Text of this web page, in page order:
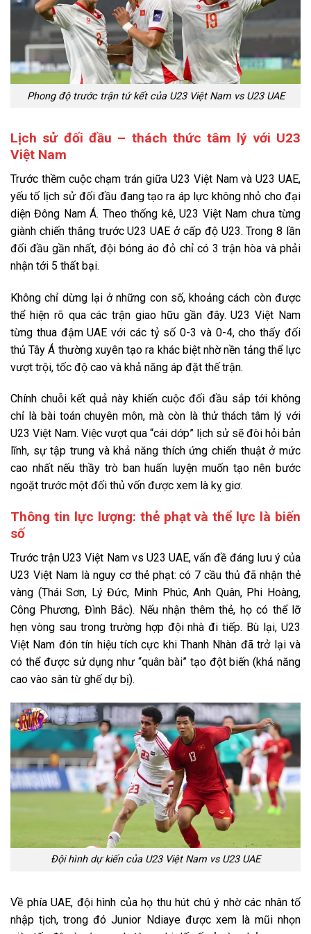
Phong độ trước trận tứ kết của U23 Việt Nam vs U23 UAE
Lịch sử đối đầu – thách thức tâm lý với U23
Việt Nam
Trước thềm cuộc chạm trán giữa U23 Việt Nam và U23 UAE,
yếu tố lịch sử đối đầu đang tạo ra áp lực không nhỏ cho đại
diện Đông Nam Á. Theo thống kê, U23 Việt Nam chưa từng
giành chiến thắng trước U23 UAE ở cấp độ U23. Trong 8 lần
đối đầu gần nhất, đội bóng áo đỏ chỉ có 3 trận hòa và phải
nhận tới 5 thất bại.
Không chỉ dừng lại ở những con số, khoảng cách còn được
thể hiện rõ qua các trận giao hữu gần đây. U23 Việt Nam
từng thua đậm UAE với các tỷ số 0-3 và 0-4, cho thấy đối
thủ Tây Á thường xuyên tạo ra khác biệt nhờ nền tảng thể lực
vượt trội, tốc độ cao và khả năng áp đặt thế trận.
Chính chuỗi kết quả này khiến cuộc đối đầu sắp tới không
chỉ là bài toán chuyên môn, mà còn là thử thách tâm lý với
U23 Việt Nam. Việc vượt qua “cái dớp” lịch sử sẽ đòi hỏi bản
lĩnh, sự tập trung và khả năng thích ứng chiến thuật ở mức
cao nhất nếu thầy trò ban huấn luyện muốn tạo nên bước
ngoặt trước một đối thủ vốn được xem là kỵ giơ.
Thông tin lực lượng: thẻ phạt và thể lực là biến
số
Trước trận U23 Việt Nam vs U23 UAE, vấn đề đáng lưu ý của
U23 Việt Nam là nguy cơ thẻ phạt: có 7 cầu thủ đã nhận thẻ
vàng (Thái Sơn, Lý Đức, Minh Phúc, Anh Quân, Phi Hoàng,
Công Phương, Đình Bắc). Nếu nhận thêm thẻ, họ có thể lỡ
hẹn vòng sau trong trường hợp đội nhà đi tiếp. Bù lại, U23
Việt Nam đón tín hiệu tích cực khi Thanh Nhàn đã trở lại và
có thể được sử dụng như “quân bài” tạo đột biến (khả năng
cao vào sân từ ghế dự bị).
Đội hình dự kiến của U23 Việt Nam vs U23 UAE
Về phía UAE, đội hình của họ thu hút chú ý nhờ các nhân tố
nhập tịch, trong đó Junior Ndiaye được xem là mũi nhọn